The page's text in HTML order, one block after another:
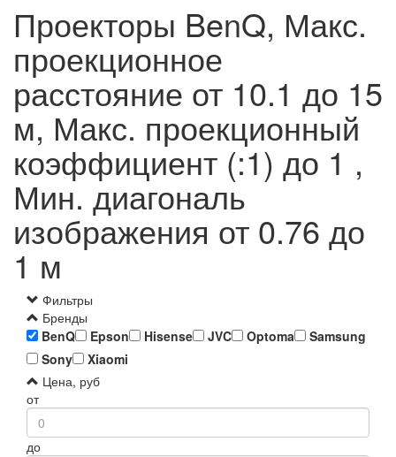
Проекторы BenQ, Макс.
проекционное
расстояние от 10.1 до 15
м, Макс. проекционный
коэффициент (:1) до 1 ,
Мин. диагональ
изображения от 0.76 до
1 м
Фильтры
Бренды
BenQ
Epson Hisense JVC Optoma
Samsung
Sony
Xiaomi
Цена, руб
от
до